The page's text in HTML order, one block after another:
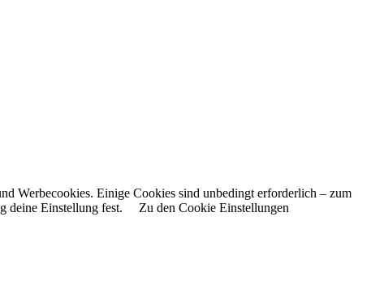
Werbecookies. Einige Cookies sind unbedingt erforderlich – zum
deine Einstellung fest.
Zu den Cookie Einstellungen